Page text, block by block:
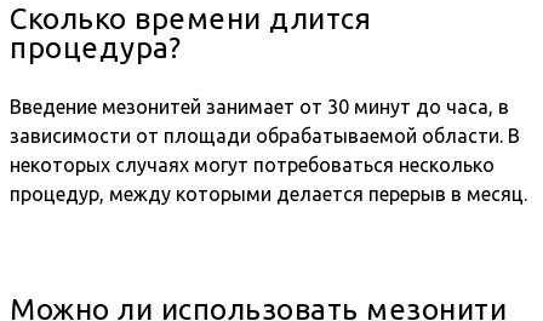
Сколько времени длится
процедура?
Введение мезонитей занимает от 30 минут до часа, в
зависимости от площади обрабатываемой области. В
некоторых случаях могут потребоваться несколько
процедур, между которыми делается перерыв в месяц.
Можно ли использовать мезонити